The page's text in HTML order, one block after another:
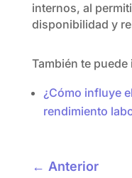
internos, al
disponibilidad y
También te puede
¿Cómo influye
rendimiento
← Anterior